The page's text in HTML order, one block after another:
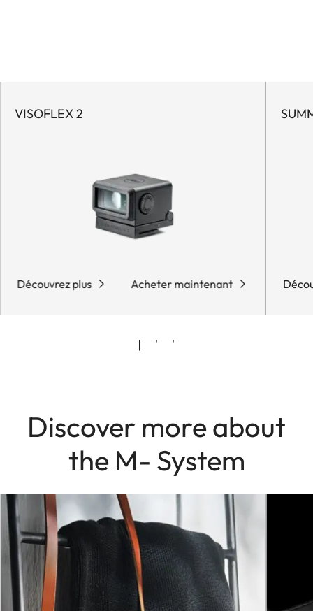
VISOFLEX 2
Découvrez plus Acheter maintenant
Discover more about
the M- System